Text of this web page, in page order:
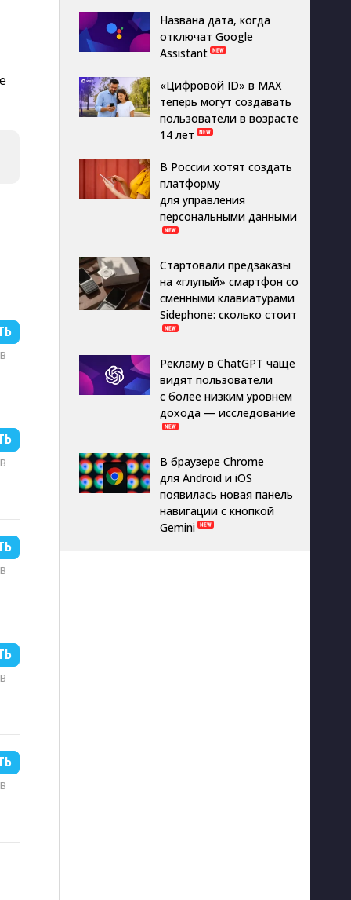
Названа дата, когда
отключат Google
Assistant
«Цифровой ID» в MAX
теперь могут создавать
пользователи в возрасте
14 лет
В России хотят создать
платформу
для управления
персональными данными
Стартовали предзаказы
на «глупый» смартфон со
сменными клавиатурами
Sidephone: сколько стоит
Рекламу в ChatGPT чаще
видят пользователи
с более низким уровнем
дохода — исследование
В браузере Chrome
для Android и iOS
появилась новая панель
навигации с кнопкой
Gemini